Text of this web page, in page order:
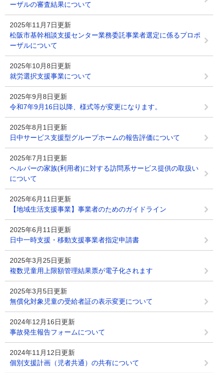
ーザルの審査結果について
2025年11月7日更新
松阪市基幹相談支援センター業務委託事業者選定に係るプロポ
ーザルについて
2025年10月8日更新
就労選択支援事業について
2025年9月8日更新
令和7年9月16日以降、様式等が変更になります。
2025年8月1日更新
日中サービス支援型グループホームの報告評価について
2025年7月1日更新
ヘルパーの家族(利用者)に対する訪問系サービス提供の取扱い
について
2025年6月11日更新
【地域生活支援事業】事業者のためのガイドライン
2025年6月11日更新
日中一時支援・移動支援事業者指定申請書
2025年3月25日更新
複数児童用上限額管理結果票が電子化されます
2025年3月5日更新
無償化対象児童の受給者証の表示変更について
2024年12月16日更新
事故発生報告フォームについて
2024年11月12日更新
個別支援計画（児者共通）の共有について